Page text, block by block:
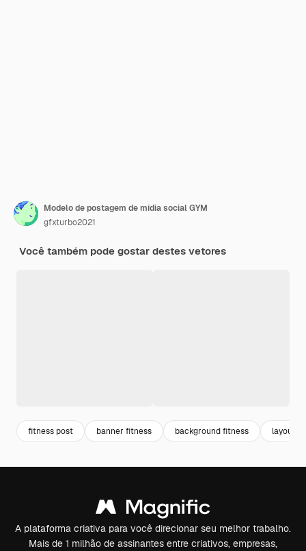
Modelo de postagem de mídia social GYM
gfxturbo2021
Você também pode gostar destes vetores
fitness post banner fitness background fitness layout
A plataforma criativa para você direcionar seu melhor trabalho.
Mais de 1 milhão de assinantes entre criativos, empresas,